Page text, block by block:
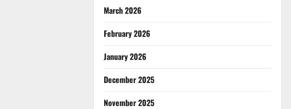
March 2026
February 2026
January 2026
December 2025
November 2025